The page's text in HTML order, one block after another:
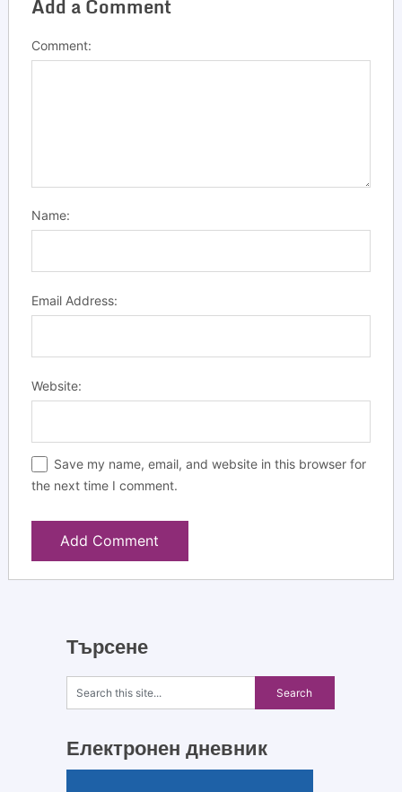
Add a Comment
Comment:
Name:
Email Address:
Website:
Save my name, email, and website in this browser for
the next time I comment.
Търсене
Електронен дневник